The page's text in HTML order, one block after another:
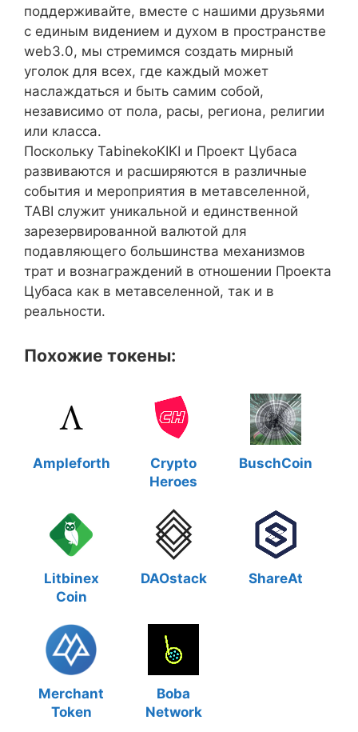
поддерживайте, вместе с нашими друзьями
с единым видением и духом в пространстве
web3.0, мы стремимся создать мирный
уголок для всех, где каждый может
наслаждаться и быть самим собой,
независимо от пола, расы, региона, религии
или класса.
Поскольку TabinekoKIKI и Проект Цубаса
развиваются и расширяются в различные
события и мероприятия в метавселенной,
TABI служит уникальной и единственной
зарезервированной валютой для
подавляющего большинства механизмов
трат и вознаграждений в отношении Проекта
Цубаса как в метавселенной, так и в
реальности.
Похожие токены:
Ampleforth
Crypto
Heroes
BuschCoin
Litbinex
Coin
DAOstack ShareAt
Merchant
Token
Boba
Network